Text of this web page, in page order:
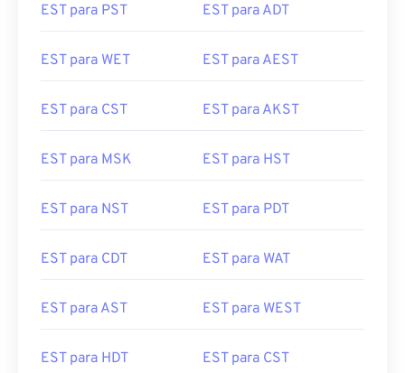
EST para PST EST para ADT
EST para WET EST para AEST
EST para CST EST para AKST
EST para MSK EST para HST
EST para NST EST para PDT
EST para CDT EST para WAT
EST para AST EST para WEST
EST para HDT EST para CST